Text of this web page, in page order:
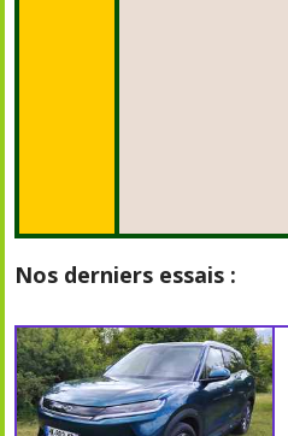
Nos derniers essais :